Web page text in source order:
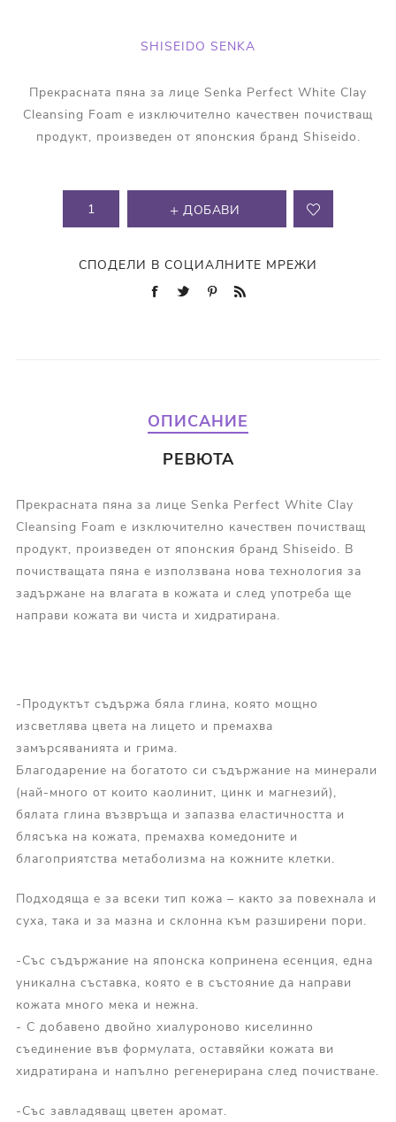
SHISEIDO SENKA
Прекрасната пяна за лице Senka Perfect White Clay
Cleansing Foam е изключително качествен почистващ
продукт, произведен от японския бранд Shiseido.
ДОБАВИ
СПОДЕЛИ В СОЦИАЛНИТЕ МРЕЖИ
ОПИСАНИЕ
РЕВЮТА
Прекрасната пяна за лице Senka Perfect White Clay
Cleansing Foam е изключително качествен почистващ
продукт, произведен от японския бранд Shiseido. В
почистващата пяна е използвана нова технология за
задържане на влагата в кожата и след употреба ще
направи кожата ви чиста и хидратирана.
-Продуктът съдържа бяла глина, която мощно
изсветлява цвета на лицето и премахва
замърсяванията и грима.
Благодарение на богатото си съдържание на минерали
(най-много от които каолинит, цинк и магнезий),
бялата глина възвръща и запазва еластичността и
блясъка на кожата, премахва комедоните и
благоприятства метаболизма на кожните клетки.
Подходяща е за всеки тип кожа – както за повехнала и
суха, така и за мазна и склонна към разширени пори.
-Със съдържание на японска копринена есенция, една
уникална съставка, която е в състояние да направи
кожата много мека и нежна.
- С добавено двойно хиалуроново киселинно
съединение във формулата, оставяйки кожата ви
хидратирана и напълно регенерирана след почистване.
-Със завладяващ цветен аромат.